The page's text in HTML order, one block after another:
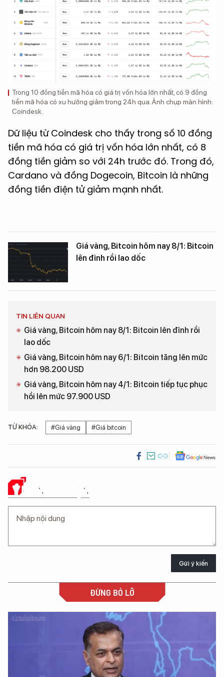
Trong 10 đồng tiền mã hóa có giá trị vốn hóa lớn nhất, có 9 đồng
tiền mã hóa có xu hướng giảm trong 24h qua. Ảnh chụp màn hình:
Coindesk.
Dữ liệu từ Coindesk cho thấy trong số 10 đồng
tiền mã hóa có giá trị vốn hóa lớn nhất, có 8
đồng tiền giảm so với 24h trước đó. Trong đó,
Cardano và đồng Dogecoin, Bitcoin là những
đồng tiền điện tử giảm mạnh nhất.
Giá vàng, Bitcoin hôm nay 8/1: Bitcoin
lên đỉnh rồi lao dốc
TIN LIÊN QUAN
Giá vàng, Bitcoin hôm nay 8/1: Bitcoin lên đỉnh rồi
lao dốc
Giá vàng, Bitcoin hôm nay 6/1: Bitcoin tăng lên mức
hơn 98.200 USD
Giá vàng, Bitcoin hôm nay 4/1: Bitcoin tiếp tục phục
hồi lên mức 97.900 USD
TỪ KHÓA: #Giá vàng #Giá bitcoin
Ý KIẾN CỦA BẠN
Gửi ý kiến
ĐỪNG BỎ LỠ